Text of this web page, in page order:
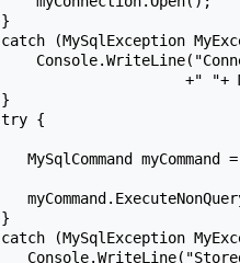
}
catch (MySqlException
}
try {
}
catch (MySqlException